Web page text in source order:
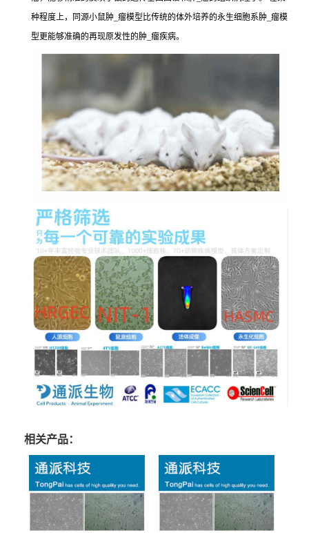
种程度上，同源小鼠肿_瘤模型比传统的体外培养的永生细胞系肿_瘤模
型更能够准确的再现原发性的肿_瘤疾病。
相关产品：